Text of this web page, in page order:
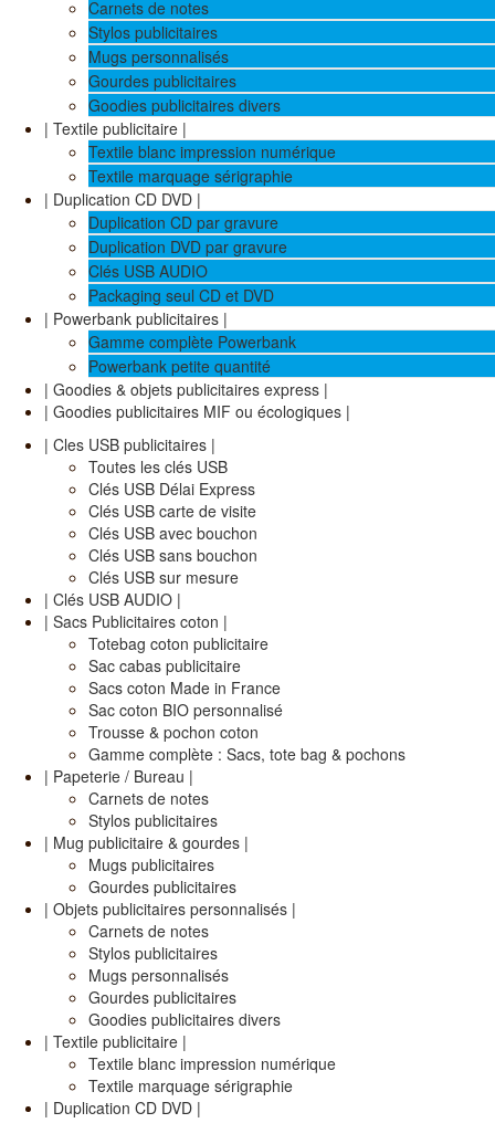
Carnets de notes
Stylos publicitaires
Mugs personnalisés
Gourdes publicitaires
Goodies publicitaires divers
| Textile publicitaire |
Textile blanc impression numérique
Textile marquage sérigraphie
| Duplication CD DVD |
Duplication CD par gravure
Duplication DVD par gravure
Clés USB AUDIO
Packaging seul CD et DVD
| Powerbank publicitaires |
Gamme complète Powerbank
Powerbank petite quantité
| Goodies & objets publicitaires express |
| Goodies publicitaires MIF ou écologiques |
| Cles USB publicitaires |
Toutes les clés USB
Clés USB Délai Express
Clés USB carte de visite
Clés USB avec bouchon
Clés USB sans bouchon
Clés USB sur mesure
| Clés USB AUDIO |
| Sacs Publicitaires coton |
Totebag coton publicitaire
Sac cabas publicitaire
Sacs coton Made in France
Sac coton BIO personnalisé
Trousse & pochon coton
Gamme complète : Sacs, tote bag & pochons
| Papeterie / Bureau |
Carnets de notes
Stylos publicitaires
| Mug publicitaire & gourdes |
Mugs publicitaires
Gourdes publicitaires
| Objets publicitaires personnalisés |
Carnets de notes
Stylos publicitaires
Mugs personnalisés
Gourdes publicitaires
Goodies publicitaires divers
| Textile publicitaire |
Textile blanc impression numérique
Textile marquage sérigraphie
| Duplication CD DVD |